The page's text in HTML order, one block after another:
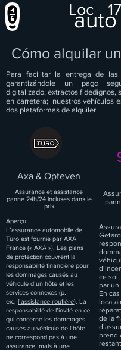
Loc 17
auto
Cómo alquilar
Para facilitar la entrega de las
garantizándole un pago
digitalizado, extractos fidedignos,
en carretera; nuestros vehículos
dos plataformas de alquiler
Axa & Opteven
Assurance et assistance
panne 24h/24 incluses dans le
prix
Aperçu
L’assurance automobile de
Turo est fournie par AXA
France (« AXA »). Les plans
de protection couvrent la
responsabilité financière pour
les dommages causés au
véhicule d’un hôte et les
services connexes (p.
ex., l’assistance routière). La
responsabilité de l’invité en ce
qui concerne les dommages
causés au véhicule de l’hôte
ne correspond pas à une
assurance, mais à une
ce
par un
En
de la
prend